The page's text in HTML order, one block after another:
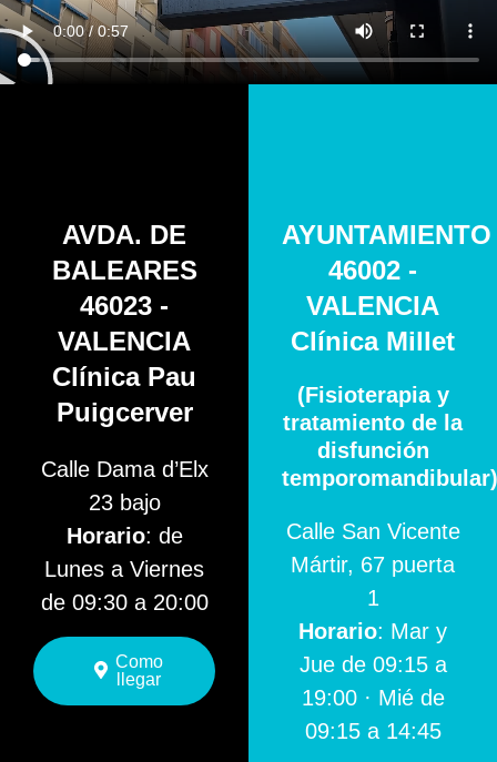
AVDA. DE
BALEARES
46023 -
VALENCIA
Clínica Pau
Puigcerver
Calle Dama d’Elx
23 bajo
Horario: de
Lunes a Viernes
de 09:30 a 20:00
Como
llegar
AYUNTAMIENTO
46002 -
VALENCIA
Clínica Millet
(Fisioterapia y
tratamiento de la
disfunción
temporomandibular)
Calle San Vicente
Mártir, 67 puerta
1
Horario: Mar y
Jue de 09:15 a
19:00 · Mié de
09:15 a 14:45